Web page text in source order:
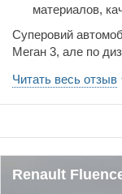
материалов,
обслуживания,
шумоизоляция
Суперовий
Меган 3, але по
салону,
авто, дуже гарний
Читать весь отзыв
Renault